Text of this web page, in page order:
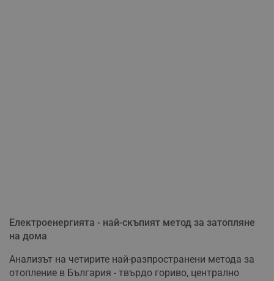
Електроенергията - най-скъпият метод за затопляне
на дома
Анализът на четирите най-разпространени метода за
отопление в България - твърдо гориво, централно